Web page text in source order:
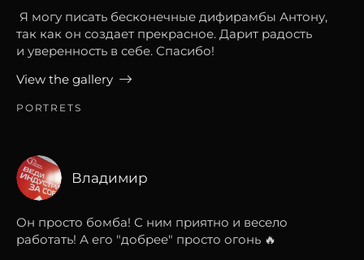
Я могу писать бесконечные дифирамбы Антону,
так как он создает прекрасное. Дарит радость
и уверенность в себе. Спасибо!
View the gallery
PORTRETS
Владимир
Он просто бомба! С ним приятно и весело
работать! А его "добрее" просто огонь 🔥